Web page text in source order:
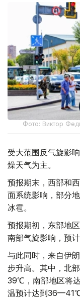
Фото: Виктор
受大范围反气旋影
燥天气为主。
预报期末，西部和
面系统影响，部分
冰雹。
预报期初，东部地
南部气旋影响，预
与此同时，来自伊
步升高。其中，北
39℃，南部地区将
温预计达到36—41℃